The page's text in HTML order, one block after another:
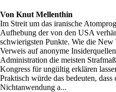
Von Knut Mellenthin
Im Streit um das iranische
Aufhebung der von den USA
schwierigsten Punkte. Wie die
Verweis auf anonyme
Administration die meisten
Kongress für ungültig erklären
Praktisch würde das bedeuten,
Nichtanwendung a...